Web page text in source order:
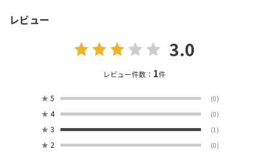
レビュー
3.0
レビュー件数： 1件
★ 5 (0)
★ 4 (0)
★ 3 (1)
★ 2 (0)